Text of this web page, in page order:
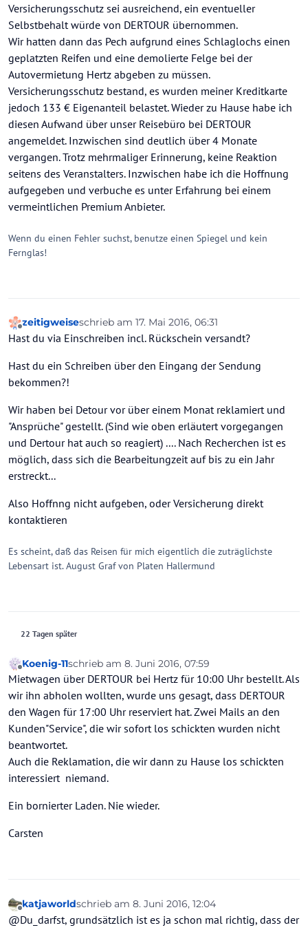
Versicherungsschutz sei ausreichend, ein eventueller
Selbstbehalt würde von DERTOUR übernommen.
Wir hatten dann das Pech aufgrund eines Schlaglochs einen
geplatzten Reifen und eine demolierte Felge bei der
Autovermietung Hertz abgeben zu müssen.
Versicherungsschutz bestand, es wurden meiner Kreditkarte
jedoch 133 € Eigenanteil belastet. Wieder zu Hause habe ich
diesen Aufwand über unser Reisebüro bei DERTOUR
angemeldet. Inzwischen sind deutlich über 4 Monate
vergangen. Trotz mehrmaliger Erinnerung, keine Reaktion
seitens des Veranstalters. Inzwischen habe ich die Hoffnung
aufgegeben und verbuche es unter Erfahrung bei einem
vermeintlichen Premium Anbieter.
Wenn du einen Fehler suchst, benutze einen Spiegel und kein
Fernglas!
Offline
zeitigweiseschrieb am 17. Mai 2016, 06:31
zuletzt editiert von
Hast du via Einschreiben incl. Rückschein versandt?
Hast du ein Schreiben über den Eingang der Sendung
bekommen?!
Wir haben bei Detour vor über einem Monat reklamiert und
"Ansprüche" gestellt. (Sind wie oben erläutert vorgegangen
und Dertour hat auch so reagiert) .... Nach Recherchen ist es
möglich, dass sich die Bearbeitungzeit auf bis zu ein Jahr
erstreckt...
Also Hoffnng nicht aufgeben, oder Versicherung direkt
kontaktieren
Es scheint, daß das Reisen für mich eigentlich die zuträglichste
Lebensart ist. August Graf von Platen Hallermund
22 Tagen später
Offline
Koenig-11schrieb am 8. Juni 2016, 07:59
zuletzt editiert von
Mietwagen über DERTOUR bei Hertz für 10:00 Uhr bestellt. Als
wir ihn abholen wollten, wurde uns gesagt, dass DERTOUR
den Wagen für 17:00 Uhr reserviert hat. Zwei Mails an den
Kunden"Service", die wir sofort los schickten wurden nicht
beantwortet.
Auch die Reklamation, die wir dann zu Hause los schickten
interessiert niemand.
Ein bornierter Laden. Nie wieder.
Carsten
Offline
katjaworldschrieb am 8. Juni 2016, 12:04
zuletzt editiert von
@Du_darfst, grundsätzlich ist es ja schon mal richtig, dass der